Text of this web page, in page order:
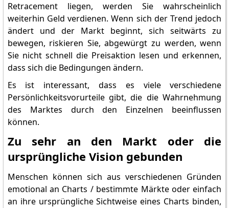
Retracement liegen, werden Sie wahrscheinlich
weiterhin Geld verdienen. Wenn sich der Trend jedoch
ändert und der Markt beginnt, sich seitwärts zu
bewegen, riskieren Sie, abgewürgt zu werden, wenn
Sie nicht schnell die Preisaktion lesen und erkennen,
dass sich die Bedingungen ändern.
Es ist interessant, dass es viele verschiedene
Persönlichkeitsvorurteile gibt, die die Wahrnehmung
des Marktes durch den Einzelnen beeinflussen
können.
Zu sehr an den Markt oder die
ursprüngliche Vision gebunden
Menschen können sich aus verschiedenen Gründen
emotional an Charts / bestimmte Märkte oder einfach
an ihre ursprüngliche Sichtweise eines Charts binden,